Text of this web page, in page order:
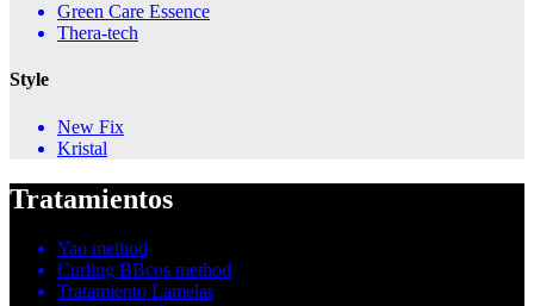
Green Care Essence
Thera-tech
Style
New Fix
Kristal
Tratamientos
Yao method
Curling BBcos method
Tratamiento Lamelar